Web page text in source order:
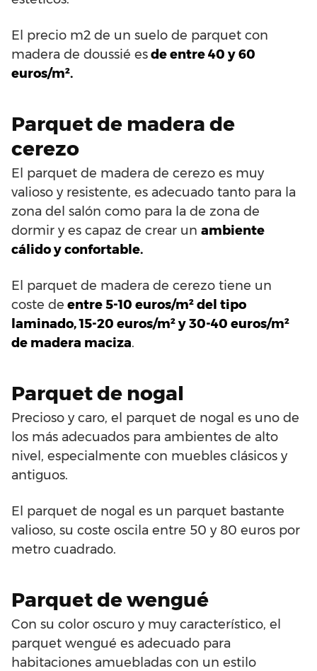
El precio m2 de un suelo de parquet con
madera de doussié esde entre 40 y 60
euros/m².
Parquet de madera de
cerezo
El parquet de madera de cerezo es muy
valioso y resistente, es adecuado tanto para la
zona del salón como para la de zona de
dormir y es capaz de crear un ambiente
cálido y confortable.
El parquet de madera de cerezo tiene un
coste de entre 5-10 euros/m² del tipo
laminado, 15-20 euros/m² y 30-40 euros/m²
de madera maciza.
Parquet de nogal
Precioso y caro, el parquet de nogal es uno de
los más adecuados para ambientes de alto
nivel, especialmente con muebles clásicos y
antiguos.
El parquet de nogal es un parquet bastante
valioso, su coste oscila entre 50 y 80 euros por
metro cuadrado.
Parquet de wengué
Con su color oscuro y muy característico, el
parquet wengué es adecuado para
habitaciones amuebladas con un estilo